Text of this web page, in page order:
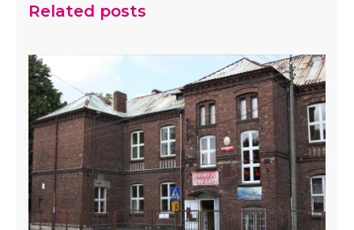
Related posts